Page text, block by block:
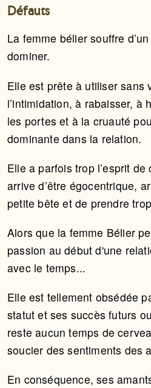
Défauts
La femme bélier souffre
dominer.
Elle est prête à utiliser sans
l’intimidation, à rabaisser, à
les portes et à la cruauté
dominante dans la relation.
Elle a parfois trop l’esprit
arrive d’être égocentrique,
petite bête et de prendre
Alors que la femme Bélier
passion au début d'une
avec le temps...
Elle est tellement obsédée
statut et ses succès futurs
reste aucun temps de
soucier des sentiments des
En conséquence, ses